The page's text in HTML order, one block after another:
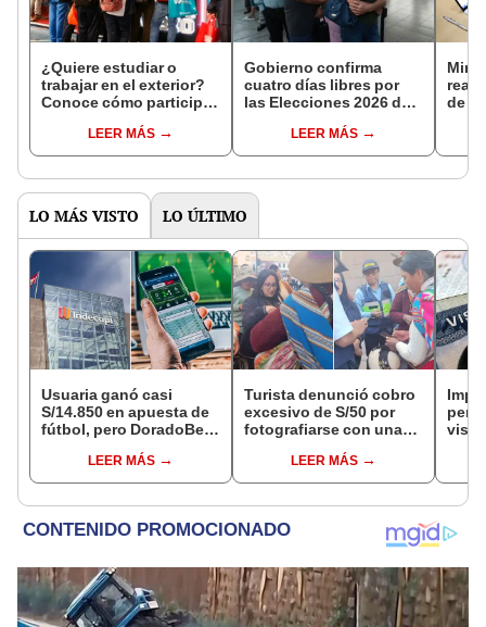
¿Quiere estudiar o
trabajar en el exterior?
Conoce cómo participar
internacionales en Perú
LEER MÁS
Gobierno confirma
cuatro días libres por
las Elecciones 2026 del
quiénes beneficia la
medida
LEER MÁS
de
LO MÁS VISTO LO ÚLTIMO
Usuaria ganó casi
S/14.850 en apuesta de
fútbol, pero DoradoBet
Indecopi multó a la
empresa con más de S/
LEER MÁS
Turista denunció cobro
excesivo de S/50 por
fotografiarse con una
serenazgo recuperó el
dinero
LEER MÁS